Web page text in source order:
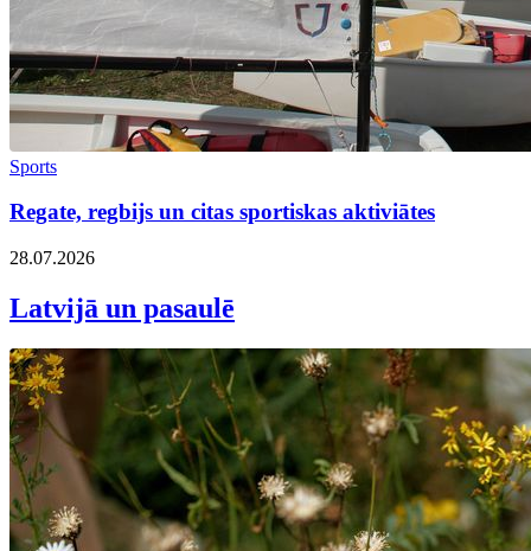
Sports
Regate, regbijs un citas sportiskas aktiviātes
28.07.2026
Latvijā un pasaulē